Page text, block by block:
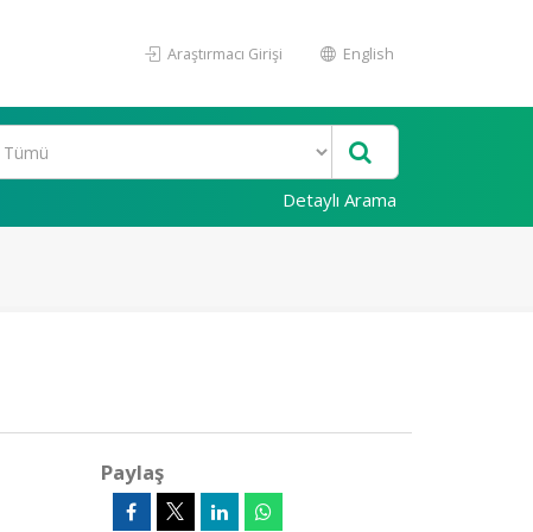
Araştırmacı Girişi English
Detaylı Arama
Paylaş